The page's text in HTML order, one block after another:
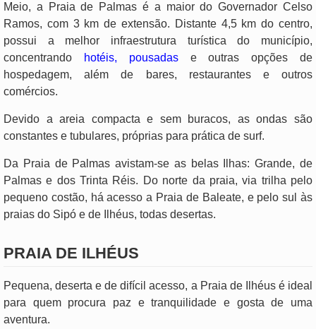
Meio, a Praia de Palmas é a maior do Governador Celso
Ramos, com 3 km de extensão. Distante 4,5 km do centro,
possui a melhor infraestrutura turística do município,
concentrando
hotéis, pousadase outras opções de
hospedagem, além de bares, restaurantes e outros
comércios.
Devido a areia compacta e sem buracos, as ondas são
constantes e tubulares, próprias para prática de surf.
Da Praia de Palmas avistam-se as belas Ilhas: Grande, de
Palmas e dos Trinta Réis. Do norte da praia, via trilha pelo
pequeno costão, há acesso a Praia de Baleate, e pelo sul às
praias do Sipó e de Ilhéus, todas desertas.
PRAIA DE ILHÉUS
Pequena, deserta e de difícil acesso, a Praia de Ilhéus é ideal
para quem procura paz e tranquilidade e gosta de uma
aventura.